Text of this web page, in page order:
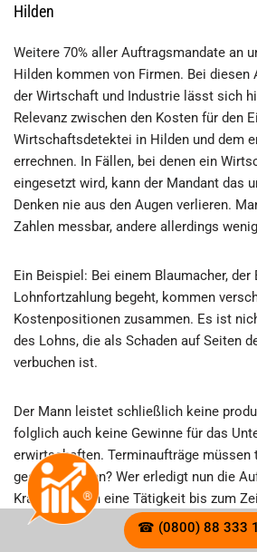
Hilden
Weitere 70% aller Auftragsmandate an
Hilden kommen von Firmen. Bei diesen
der Wirtschaft und Industrie lässt sich
Relevanz zwischen den Kosten für den
Wirtschaftsdetektei in Hilden und dem
errechnen. In Fällen, bei denen ein
eingesetzt wird, kann der Mandant das
Denken nie aus den Augen verlieren.
Zahlen messbar, andere allerdings
Ein Beispiel: Bei einem Blaumacher, der
Lohnfortzahlung begeht, kommen
Kostenpositionen zusammen. Es ist
des Lohns, die als Schaden auf Seiten
verbuchen ist.
Der Mann leistet schließlich keine
folglich auch keine Gewinne für das
erwirtschaften. Terminaufträge müssen
gestellt werden? Wer erledigt nun die
Kranken, wenn eine Tätigkeit bis zum
muss, um eine Konventionalstrafe zu
ein Leiharbeiter? Der muss erst
☎ (0800) 88 333